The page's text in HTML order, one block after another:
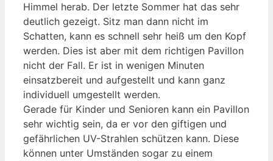
Himmel herab. Der letzte Sommer hat das sehr
deutlich gezeigt. Sitz man dann nicht im
Schatten, kann es schnell sehr heiß um den Kopf
werden. Dies ist aber mit dem richtigen Pavillon
nicht der Fall. Er ist in wenigen Minuten
einsatzbereit und aufgestellt und kann ganz
individuell umgestellt werden.
Gerade für Kinder und Senioren kann ein Pavillon
sehr wichtig sein, da er vor den giftigen und
gefährlichen UV-Strahlen schützen kann. Diese
können unter Umständen sogar zu einem